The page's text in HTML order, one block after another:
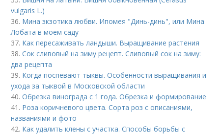
vulgaris L.)
36. Мина экзотика любви. Ипомея "Динь-динь", или Мина
Лобата в моем саду
37. Как пересаживать ландыши. Выращивание растения
38.Сок сливовый на зиму рецепт. Сливовый сок на зиму:
два рецепта
39. Когда поспевают тыквы. Особенности выращивания и
ухода за тыквой в Московской области
40.Обрезка винограда с 1 года. Обрезка и формирование
41. Роза коричневого цвета. Сорта роз с описаниями,
названиями и фото
42. Как удалить клены с участка. Способы борьбы с